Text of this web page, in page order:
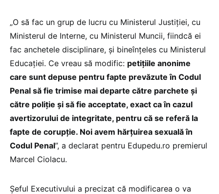
„O să fac un grup de lucru cu Ministerul Justiției, cu
Ministerul de Interne, cu Ministerul Muncii, fiindcă ei
fac anchetele disciplinare, și bineînțeles cu Ministerul
Educației. Ce vreau să modific: petițiile anonime
care sunt depuse pentru fapte prevăzute în Codul
Penal să fie trimise mai departe către parchete și
către poliție și să fie acceptate, exact ca în cazul
avertizorului de integritate, pentru că se referă la
fapte de corupție. Noi avem hărțuirea sexuală în
Codul Penal”, a declarat pentru Edupedu.ro premierul
Marcel Ciolacu.
Șeful Executivului a precizat că modificarea o va